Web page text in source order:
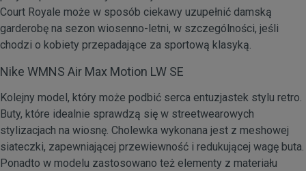
Court Royale może w sposób ciekawy uzupełnić damską
garderobę na sezon wiosenno-letni, w szczególności, jeśli
chodzi o kobiety przepadające za sportową klasyką.
Nike WMNS Air Max Motion LW SE
Kolejny model, który może podbić serca entuzjastek stylu retro.
Buty, które idealnie sprawdzą się w streetwearowych
stylizacjach na wiosnę. Cholewka wykonana jest z meshowej
siateczki, zapewniającej przewiewność i redukującej wagę buta.
Ponadto w modelu zastosowano też elementy z materiału